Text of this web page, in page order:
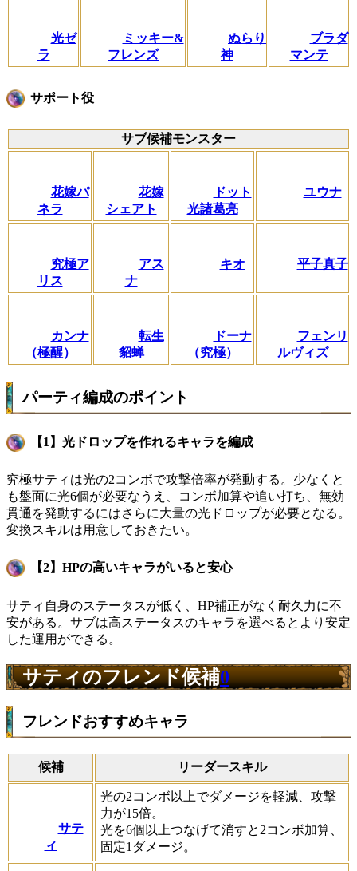
光ゼ
ラ
ミッキー&
フレンズ
ぬらり
神
ブラダ
マンテ
サポート役
サブ候補モンスター
花嫁パ
ネラ
花嫁
シェアト
ドット
光諸葛亮
ユウナ
究極ア
リス
アス
ナ
キオ 平子真子
カンナ
（極醒）
転生
貂蝉
ドーナ
（究極）
フェンリ
ルヴィズ
パーティ編成のポイント
【1】光ドロップを作れるキャラを編成
究極サティは光の2コンボで攻撃倍率が発動する。少なくと
も盤面に光6個が必要なうえ、コンボ加算や追い打ち、無効
貫通を発動するにはさらに大量の光ドロップが必要となる。
変換スキルは用意しておきたい。
【2】HPの高いキャラがいると安心
サティ自身のステータスが低く、HP補正がなく耐久力に不
安がある。サブは高ステータスのキャラを選べるとより安定
した運用ができる。
サティのフレンド候補0
フレンドおすすめキャラ
候補 リーダースキル
サテ
ィ
光の2コンボ以上でダメージを軽減、攻撃
力が15倍。
光を6個以上つなげて消すと2コンボ加算、
固定1ダメージ。